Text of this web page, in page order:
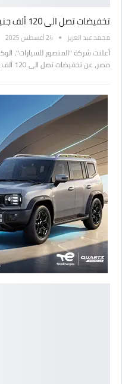
تخفيضات تصل الى 120 ألف جنيه في أسعار سيارات MG بمصر
محمد عبد العزيز 24 أغسطس 2025
أعلنت شركة "المنصور للسيارات"،
مصر، عن تخفيضات تصل الى 120 ألف جنيه…